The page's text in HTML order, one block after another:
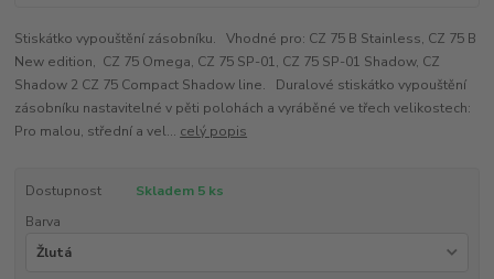
Stiskátko vypouštění zásobníku. Vhodné pro: CZ 75 B Stainless, CZ 75 B
New edition, CZ 75 Omega, CZ 75 SP-01, CZ 75 SP-01 Shadow, CZ
Shadow 2 CZ 75 Compact Shadow line. Duralové stiskátko vypouštění
zásobníku nastavitelné v pěti polohách a vyráběné ve třech velikostech:
Pro malou, střední a vel... celý popis
Dostupnost
Skladem 5 ks
Barva